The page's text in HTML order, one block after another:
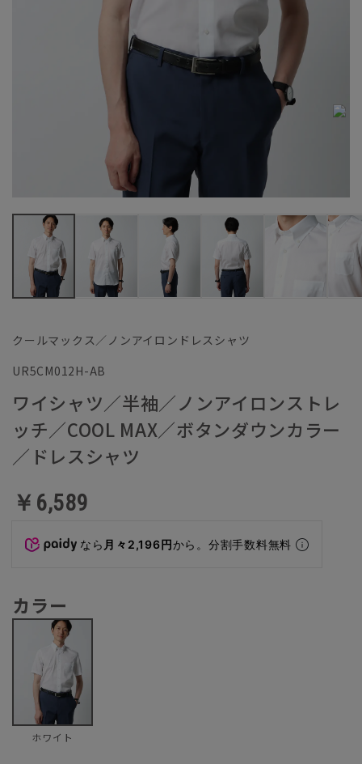
クールマックス／ノンアイロンドレスシャツ
UR5CM012H-AB
ワイシャツ／半袖／ノンアイロンストレ
ッチ／COOL MAX／ボタンダウンカラー
／ドレスシャツ
￥6,589
なら 月々2,196円から。分割手数料無料
カラー
ホワイト